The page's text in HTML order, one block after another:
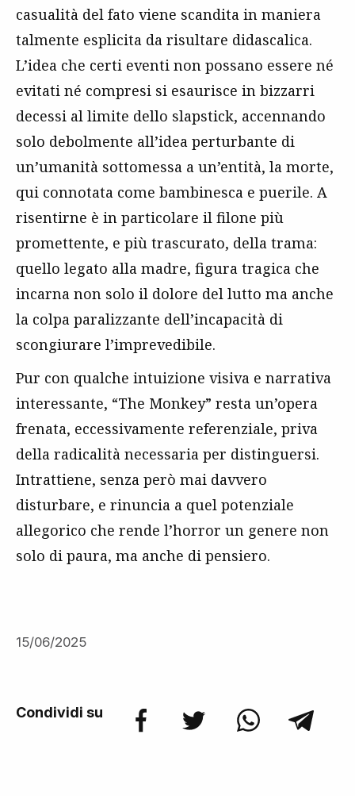
casualità del fato viene scandita in maniera
talmente esplicita da risultare didascalica.
L’idea che certi eventi non possano essere né
evitati né compresi si esaurisce in bizzarri
decessi al limite dello slapstick, accennando
solo debolmente all’idea perturbante di
un’umanità sottomessa a un’entità, la morte,
qui connotata come bambinesca e puerile. A
risentirne è in particolare il filone più
promettente, e più trascurato, della trama:
quello legato alla madre, figura tragica che
incarna non solo il dolore del lutto ma anche
la colpa paralizzante dell’incapacità di
scongiurare l’imprevedibile.
Pur con qualche intuizione visiva e narrativa
interessante, “The Monkey” resta un’opera
frenata, eccessivamente referenziale, priva
della radicalità necessaria per distinguersi.
Intrattiene, senza però mai davvero
disturbare, e rinuncia a quel potenziale
allegorico che rende l’horror un genere non
solo di paura, ma anche di pensiero.
15/06/2025
Condividi su